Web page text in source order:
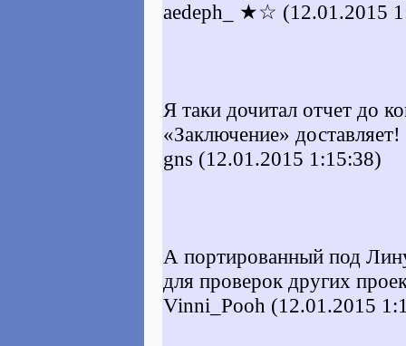
aedeph_ ★☆ (12.01.2015
Я таки дочитал отчет до
«Заключение» доставляет!
gns (12.01.2015 1:15:38)
А портированный под
для проверок других
Vinni_Pooh (12.01.2015